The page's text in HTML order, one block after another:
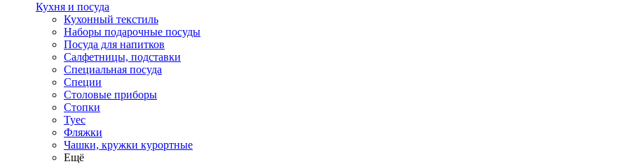
Кухня и посуда
Кухонный текстиль
Наборы подарочные посуды
Посуда для напитков
Салфетницы, подставки
Специальная посуда
Специи
Столовые приборы
Стопки
Туес
Фляжки
Чашки, кружки курортные
Ещё